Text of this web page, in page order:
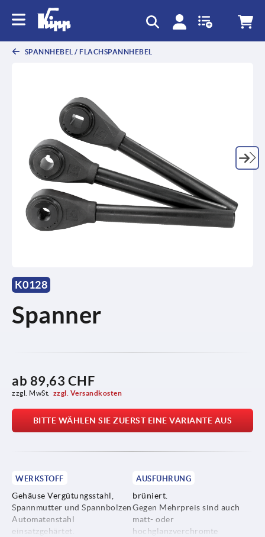
SPANNHEBEL / FLACHSPANNHEBEL
K0128
Spanner
ab 89,63 CHF
zzgl. MwSt. zzgl. Versandkosten
BITTE WÄHLEN SIE ZUERST EINE VARIANTE AUS
WERKSTOFF
Gehäuse Vergütungsstahl,
Spannmutter und Spannbolzen
Automatenstahl
einsatzgehärtet.
AUSFÜHRUNG
brüniert.
Gegen Mehrpreis sind auch
matt- oder
hochglanzverchromte